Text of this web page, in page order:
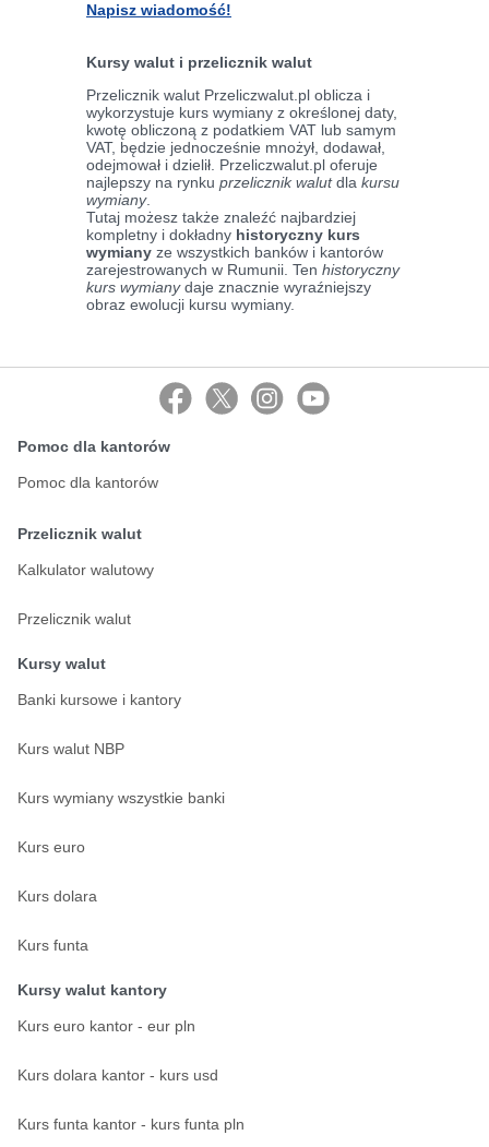
Napisz wiadomość!
Kursy walut i przelicznik walut
Przelicznik walut Przeliczwalut.pl oblicza i
wykorzystuje kurs wymiany z określonej daty,
kwotę obliczoną z podatkiem VAT lub samym
VAT, będzie jednocześnie mnożył, dodawał,
odejmował i dzielił. Przeliczwalut.pl oferuje
najlepszy na rynku przelicznik walutdla kursu
wymiany.
Tutaj możesz także znaleźć najbardziej
kompletny i dokładny historyczny kurs
wymiany ze wszystkich banków i kantorów
zarejestrowanych w Rumunii. Ten historyczny
kurs wymianydaje znacznie wyraźniejszy
obraz ewolucji kursu wymiany.
Pomoc dla kantorów
Pomoc dla kantorów
Przelicznik walut
Kalkulator walutowy
Przelicznik walut
Kursy walut
Banki kursowe i kantory
Kurs walut NBP
Kurs wymiany wszystkie banki
Kurs euro
Kurs dolara
Kurs funta
Kursy walut kantory
Kurs euro kantor - eur pln
Kurs dolara kantor - kurs usd
Kurs funta kantor - kurs funta pln